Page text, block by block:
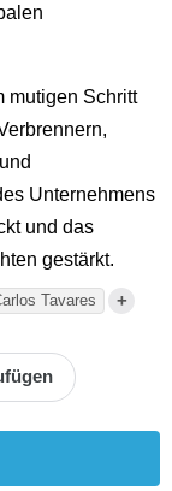
mutigen Schritt
Unternehmens
und das
gestärkt.
Tavares +